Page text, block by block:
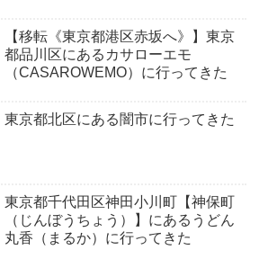
【移転《東京都港区赤坂へ》】東京
都品川区にあるカサローエモ
（CASAROWEMO）に行ってきた
東京都北区にある闇市に行ってきた
東京都千代田区神田小川町【神保町
（じんぼうちょう）】にあるうどん
丸香（まるか）に行ってきた